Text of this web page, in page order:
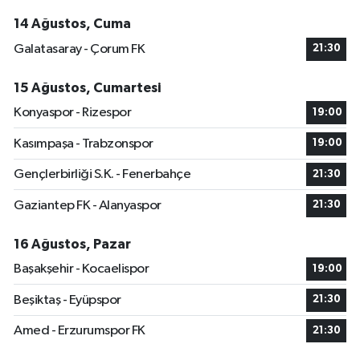
14 Ağustos, Cuma
Galatasaray - Çorum FK
21:30
15 Ağustos, Cumartesi
Konyaspor - Rizespor
19:00
Kasımpaşa - Trabzonspor 19:00
Gençlerbirliği S.K. - Fenerbahçe 21:30
Gaziantep FK - Alanyaspor 21:30
16 Ağustos, Pazar
Başakşehir - Kocaelispor
19:00
Beşiktaş - Eyüpspor 21:30
Amed - Erzurumspor FK 21:30